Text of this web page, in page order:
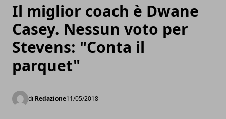
Il miglior coach è Dwane
Casey. Nessun voto per
Stevens: "Conta il
parquet"
di Redazione11/05/2018